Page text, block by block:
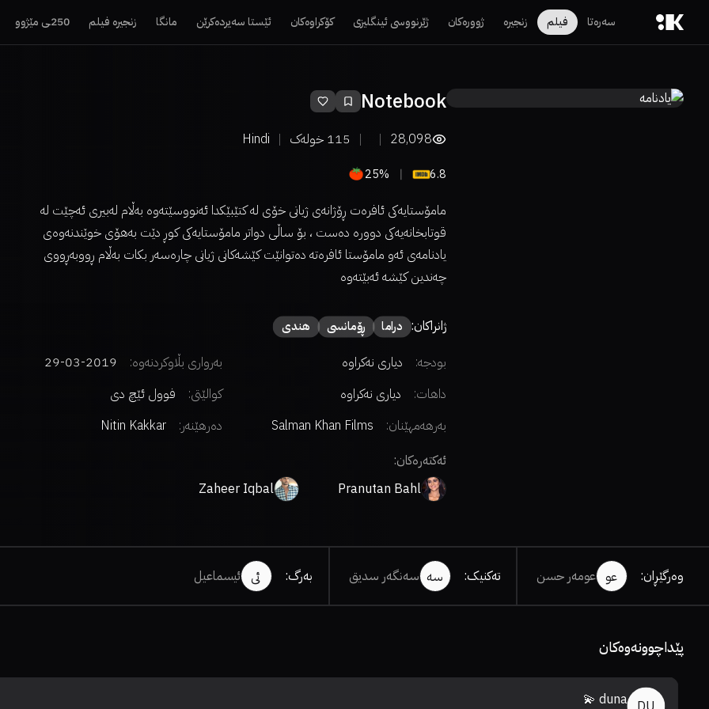
سەرەتا فیلم زنجیرە ژوورەکان ژێرنووسی ئینگلیزی کۆکراوەکان ئێستا سەیردەکرێن مانگا زنجیرە فیلم 250ـی مێژوو
Notebook
28,098
115 خولەک Hindi
6.8
25%
مامۆستایەکی ئافرەت ڕۆژانەی ژیانی خۆی لە کتێبێکدا ئەنووسێتەوە بەڵام لەبیری ئەچێت لە
قوتابخانەیەکی دوورە دەست ، بۆ ساڵی دواتر مامۆستایەکی کوڕ دێت بەهۆی خوێندنەوەی
یادنامەی ئەو مامۆستا ئافرەتە دەتوانێت کێشەکانی ژیانی چارەسەر بکات بەڵام ڕووبەڕووی
چەندین کێشە ئەبێتەوە
ژانراکان: دراما ڕۆمانسی هندی
بودجە: دیاری نەکراوە بەرواری بڵاوکردنەوە:
2019-03-29
داهات:
دیاری نەکراوە کوالێتی:
فوول ئێچ دی
بەرهەمهێنان:
Salman Khan Films دەرهێنەر:
Nitin Kakkar
ئەکتەرەکان:
Pranutan Bahl
Zaheer Iqbal
وەرگێڕان: عو عومەر حسن تەکنیک: سە سەنگەر سدیق بەرگ: ئی ئیسماعیل
پێداچوونەوەکان
duna 💫